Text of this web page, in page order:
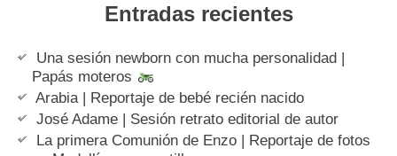
Entradas recientes
Una sesión newborn con mucha personalidad |
Papás moteros
Arabia | Reportaje de bebé recién nacido
José Adame | Sesión retrato editorial de autor
La primera Comunión de Enzo | Reportaje de fotos